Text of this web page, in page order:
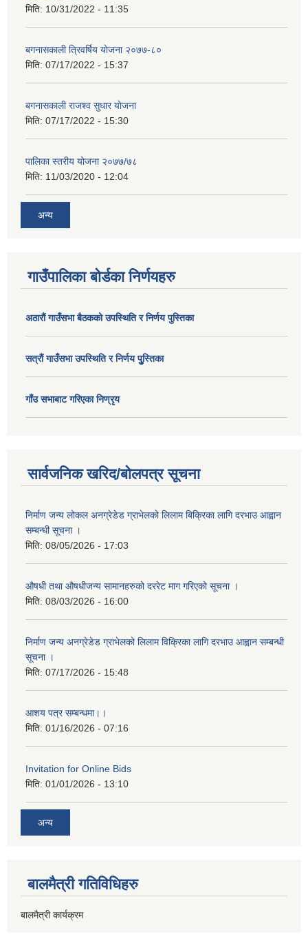
मिति: 10/31/2022 - 11:35
बगनासकाली त्रिवर्षिय याेजना २०७७-८०
मिति: 07/17/2022 - 15:37
बगनासकाली राजश्व सुधार याेजना
मिति: 07/17/2022 - 15:30
पालिका स्तरीय योजना २०७७/७८
मिति: 11/03/2020 - 12:04
अन्य
गाउँपालिका बोर्डका निर्णयहरु
अठाराैं गाउँसभा बैठकको उपस्थिति र निर्णय पुस्तिका
सत्राैं गाउँसभा उपस्थिति र निर्णय पुु्स्तिका
गाँउ सभाबाट गरिएका निण्रृय
सार्वजनिक खरिद/बोलपत्र सूचना
निर्माण जन्य लोकल अनग्रेडेड ग्राभेलको लिलाम बिक्रिका लागि दरभाउ आह्वान
सम्बन्धी सूचना ।
मिति: 08/05/2026 - 17:03
औषधी तथा औषधीजन्य सामानहरुको दररेट माग गरिएको सूचना ।
मिति: 08/03/2026 - 16:00
निर्माण जन्य अनग्रेडेड ग्राभेलको लिलाम विक्रिका लागि दरभाउ आह्वान सम्बन्धी
सूचना ।
मिति: 07/17/2026 - 15:48
आशय पत्र सम्बन्धमा।।
मिति: 01/16/2026 - 07:16
Invitation for Online Bids
मिति: 01/01/2026 - 13:10
अन्य
बालमैत्री गतिविधिहरु
बालमैत्री कार्यक्रम